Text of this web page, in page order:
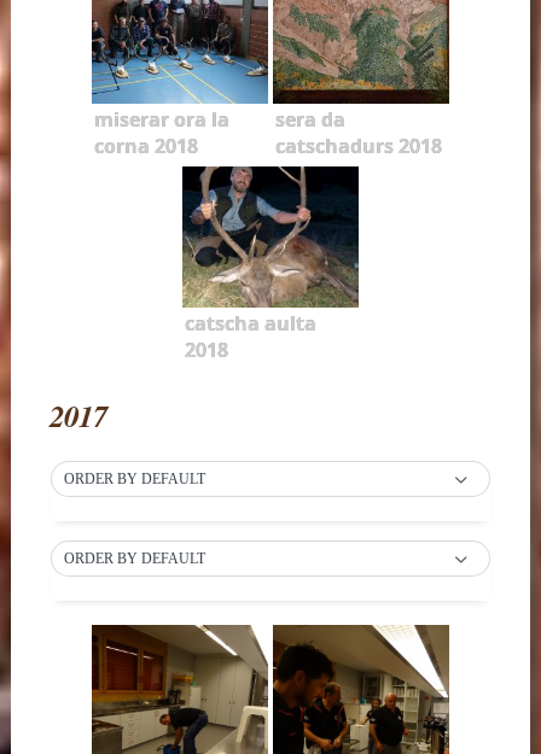
miserar ora la
corna 2018
sera da
catschadurs 2018
catscha aulta
2018
2017
ORDER BY DEFAULT
ORDER BY DEFAULT